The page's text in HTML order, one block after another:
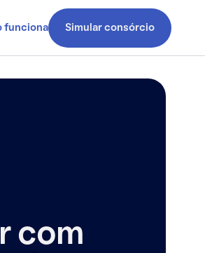
funciona Simular consórcio
com